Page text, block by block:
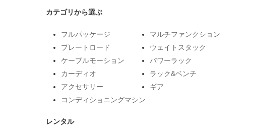
カテゴリから選ぶ
フルパッケージ
マルチファンクション
プレートロード
ウェイトスタック
ケーブルモーション
パワーラック
カーディオ
ラック&ベンチ
アクセサリー
ギア
コンディショニングマシン
レンタル